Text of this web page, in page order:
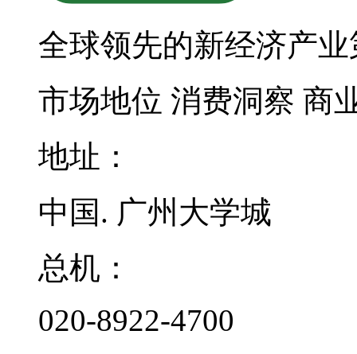
全球领先的新经济产
市场地位 消费洞察 商
地址：
中国. 广州大学城
总机：
020-8922-4700